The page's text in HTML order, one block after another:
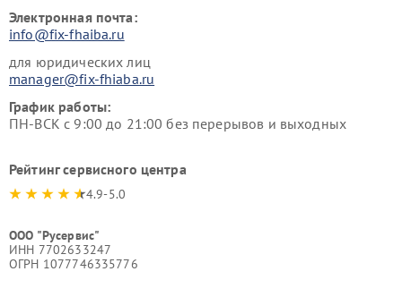
Электронная почта:
info@fix-fhaiba.ru
для юридических лиц
manager@fix-fhiaba.ru
График работы:
ПН-ВСК с 9:00 до 21:00 без перерывов и выходных
Рейтинг сервисного центра
4.9-5.0
ООО "Русервис"
ИНН 7702633247
ОГРН 1077746335776